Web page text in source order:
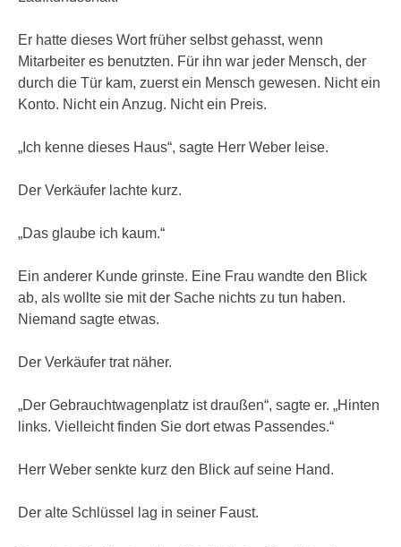
Er hatte dieses Wort früher selbst gehasst, wenn
Mitarbeiter es benutzten. Für ihn war jeder Mensch, der
durch die Tür kam, zuerst ein Mensch gewesen. Nicht ein
Konto. Nicht ein Anzug. Nicht ein Preis.
„Ich kenne dieses Haus“, sagte Herr Weber leise.
Der Verkäufer lachte kurz.
„Das glaube ich kaum.“
Ein anderer Kunde grinste. Eine Frau wandte den Blick
ab, als wollte sie mit der Sache nichts zu tun haben.
Niemand sagte etwas.
Der Verkäufer trat näher.
„Der Gebrauchtwagenplatz ist draußen“, sagte er. „Hinten
links. Vielleicht finden Sie dort etwas Passendes.“
Herr Weber senkte kurz den Blick auf seine Hand.
Der alte Schlüssel lag in seiner Faust.